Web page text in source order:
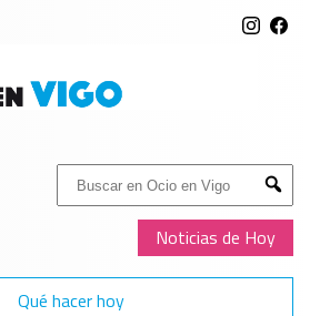
Buscar:
Submit
Noticias de Hoy
Qué hacer hoy